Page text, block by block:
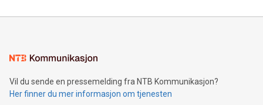
Vil du sende en pressemelding fra NTB Kommunikasjon?
Her finner du mer informasjon om tjenesten